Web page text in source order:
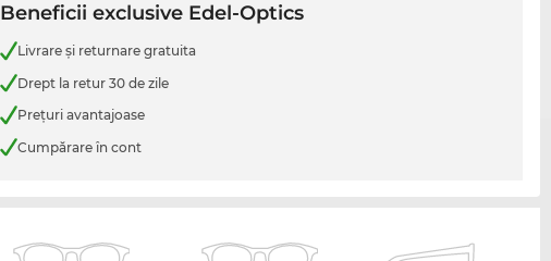
Beneficii exclusive Edel-Optics
Livrare şi returnare gratuita
Drept la retur 30 de zile
Preţuri avantajoase
Cumpărare în cont